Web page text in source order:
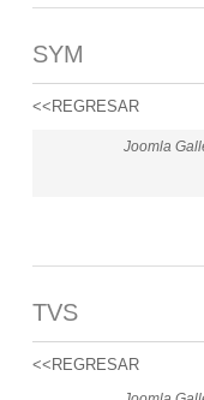
SYM
<<REGRESAR
Joomla
TVS
<<REGRESAR